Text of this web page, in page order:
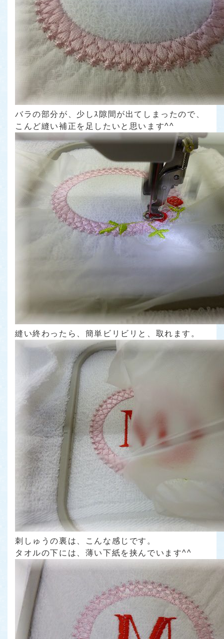
バラの部分が、少しｽ隙間が出てしまったので、
こんど縫い補正を足したいと思います^^
縫い終わったら、簡単ビリビリと、取れます。
刺しゅうの裏は、こんな感じです。
タオルの下には、薄い下紙を挟んでいます^^